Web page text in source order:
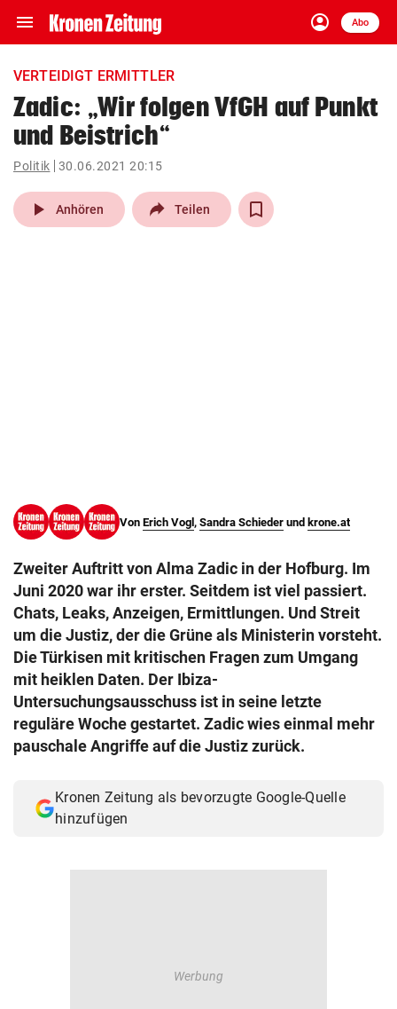
menu Navigation
ein-/ausklappen
account_circle
Anmelden
Abo
close Schließen
account_circle Anmelden
pin_drop
Wien arrow_right
VERTEIDIGT ERMITTLER
Zadic: „Wir folgen VfGH auf Punkt
und Beistrich“
Politik 30.06.2021 20:15
play_arrow Anhören Teilen
Von Erich Vogl , Sandra Schieder und krone.at
Zweiter Auftritt von Alma Zadic in der Hofburg. Im
Juni 2020 war ihr erster. Seitdem ist viel passiert.
Chats, Leaks, Anzeigen, Ermittlungen. Und Streit
um die Justiz, der die Grüne als Ministerin vorsteht.
Die Türkisen mit kritischen Fragen zum Umgang
mit heiklen Daten. Der Ibiza-
Untersuchungsausschuss ist in seine letzte
reguläre Woche gestartet. Zadic wies einmal mehr
pauschale Angriffe auf die Justiz zurück.
Kronen Zeitung als bevorzugte Google-Quelle
hinzufügen